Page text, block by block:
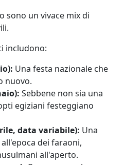
sono un vivace mix di
includono:
Una festa nazionale che
nuovo.
Sebbene non sia una
egiziani festeggiano
data variabile): Una
dei faraoni,
all'aperto.